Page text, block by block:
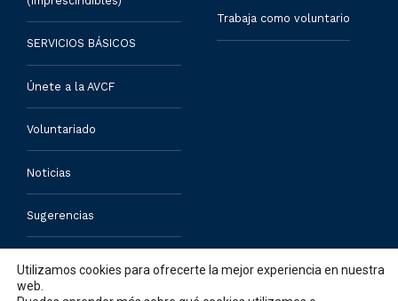
SERVICIOS BÁSICOS
Únete a la AVCF
Voluntariado
Noticias
Sugerencias
Trabaja como voluntario
Utilizamos cookies para ofrecerte la mejor experiencia en nuestra
web.